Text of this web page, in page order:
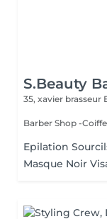
S.Beauty
35, xavier brasseur
Barber Shop -
Epilation
Masque Noir